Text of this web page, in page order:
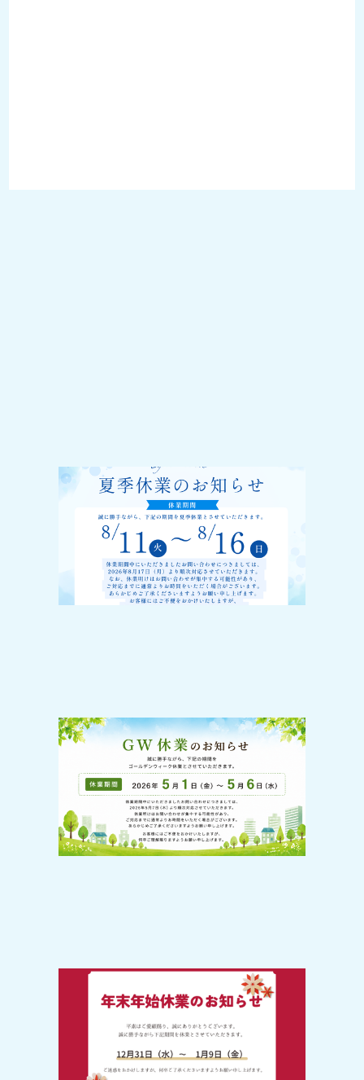
2026-07-31
夏季休業のお知らせ
2026-04-20
GW休業のお知らせ
【年末年始のお休みについて】